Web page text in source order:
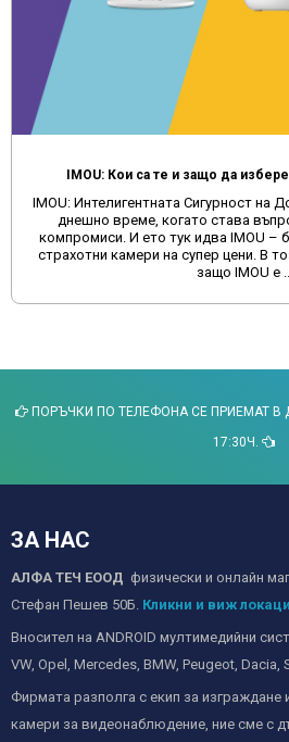
IMOU: Кои са те и защо да
IMOU: Интелигентната Сигурност на
днешно време, когато става
компромиси. И ето тук идва IMOU –
страхотни камери на супер цени. В
защо IMOU е ..
ПОРЪЧКИ ПО ТЕЛЕФОНА СЕ ПРИЕМАТ В
17:30Ч.
ЗА НАС
АЛФА ТЕЧ ЕООД физически и онлайн
Стефан Пешев 50Б. Кликни и виж
Вносител на ANDROID мултимедийни
VW, Opel, Mercedes, BMW, Peugeot, Dacia,
Фирмата разполга с екип за изграждане
камери за видеонаблюдение, ние сме с